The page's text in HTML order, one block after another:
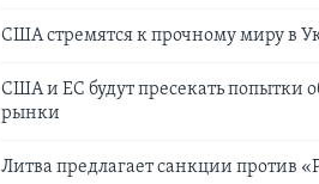
США стремятся к прочному миру в
США и ЕС будут пресекать попытки
рынки
Литва предлагает санкции против